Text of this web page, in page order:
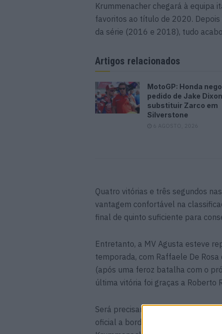
Krummenacher chegará à equipa
favoritos ao título de 2020. Depois
da série (2016 e 2018), tudo
Artigos relacionados
MotoGP: Honda
pedido de Jake
substituir Zarco em
Silverstone
6 AGOSTO, 2026
Quatro vitórias e três segundos
vantagem confortável na
final de quinto suficiente para
Entretanto, a MV Agusta esteve
temporada, com Raffaele De
(após uma feroz batalha com o
última vitória foi graças a Roberto
Será precisamente em Phillip
oficial a bordo da MV Agusta F3